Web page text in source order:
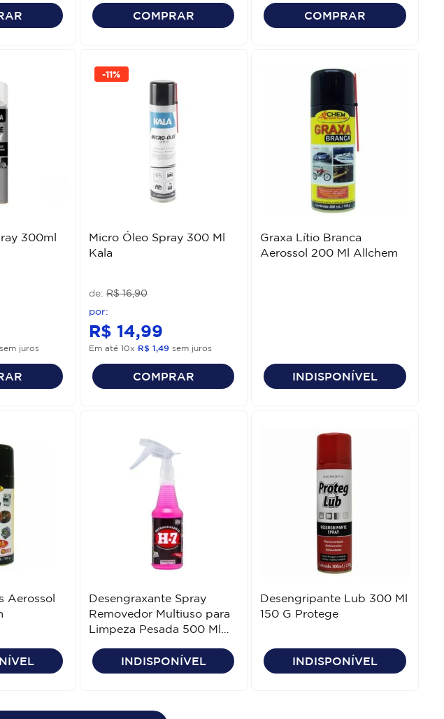
COMPRAR COMPRAR
300ml
sem juros
-11%
Micro Óleo Spray 300 Ml
Kala
R$ 16,90
R$ 14,99
Em até 10x R$ 1,49sem juros
COMPRAR
Graxa Lítio Branca
Aerossol 200 Ml Allchem
INDISPONÍVEL
Aerossol
Desengraxante Spray
Removedor Multiuso para
Limpeza Pesada 500 Ml
INDISPONÍVEL
Desengripante Lub 300 Ml
150 G Protege
INDISPONÍVEL